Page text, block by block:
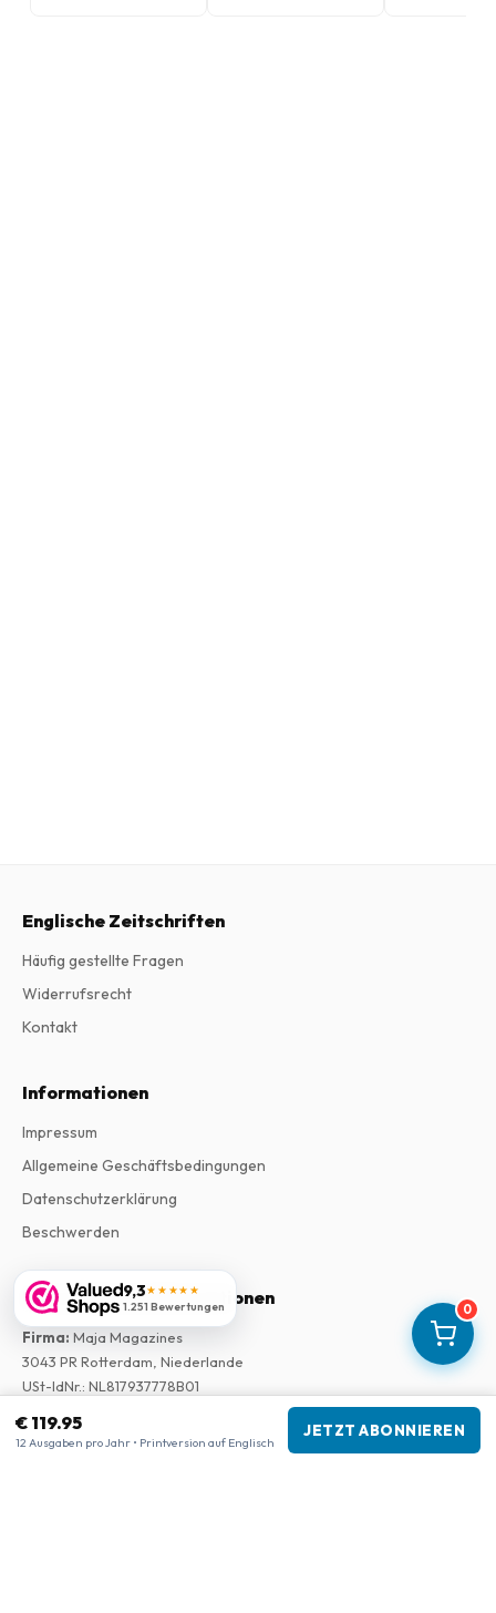
0
€ 119.95
12 Ausgaben pro Jahr • Printversion auf Englisch
JETZT ABONNIEREN
9,3★★★★★
1.251 Bewertungen
Englische Zeitschriften
Häufig gestellte Fragen
Widerrufsrecht
Kontakt
Informationen
Impressum
Allgemeine Geschäftsbedingungen
Datenschutzerklärung
Beschwerden
Unternehmensinformationen
Firma: Maja Magazines
3043 PR Rotterdam, Niederlande
USt-IdNr.: NL817937778B01